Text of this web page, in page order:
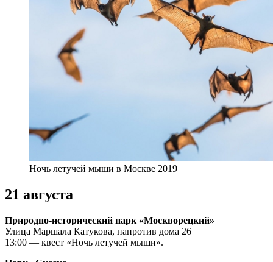
Ночь летучей мыши в Москве 2019
21 августа
Природно-исторический парк «Москворецкий»
Улица Маршала Катукова, напротив дома 26
13:00 — квест «Ночь летучей мыши».